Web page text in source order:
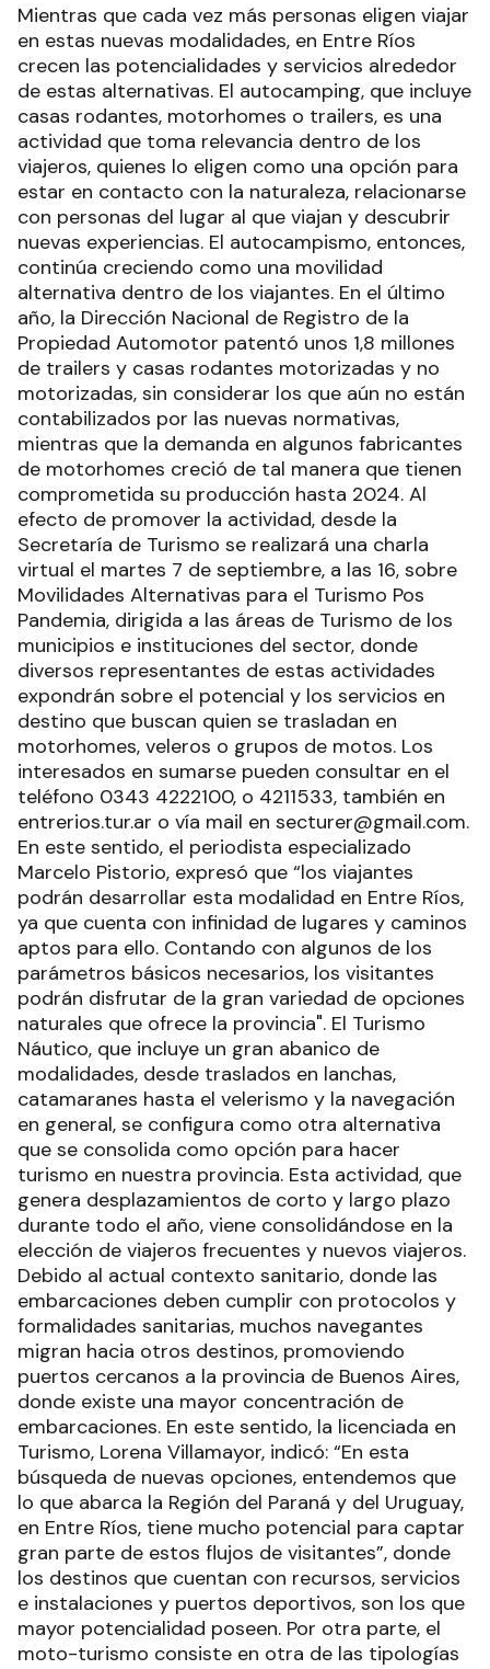
Mientras que cada vez más personas eligen viajar
en estas nuevas modalidades, en Entre Ríos
crecen las potencialidades y servicios alrededor
de estas alternativas. El autocamping, que incluye
casas rodantes, motorhomes o trailers, es una
actividad que toma relevancia dentro de los
viajeros, quienes lo eligen como una opción para
estar en contacto con la naturaleza, relacionarse
con personas del lugar al que viajan y descubrir
nuevas experiencias. El autocampismo, entonces,
continúa creciendo como una movilidad
alternativa dentro de los viajantes. En el último
año, la Dirección Nacional de Registro de la
Propiedad Automotor patentó unos 1,8 millones
de trailers y casas rodantes motorizadas y no
motorizadas, sin considerar los que aún no están
contabilizados por las nuevas normativas,
mientras que la demanda en algunos fabricantes
de motorhomes creció de tal manera que tienen
comprometida su producción hasta 2024. Al
efecto de promover la actividad, desde la
Secretaría de Turismo se realizará una charla
virtual el martes 7 de septiembre, a las 16, sobre
Movilidades Alternativas para el Turismo Pos
Pandemia, dirigida a las áreas de Turismo de los
municipios e instituciones del sector, donde
diversos representantes de estas actividades
expondrán sobre el potencial y los servicios en
destino que buscan quien se trasladan en
motorhomes, veleros o grupos de motos. Los
interesados en sumarse pueden consultar en el
teléfono 0343 4222100, o 4211533, también en
entrerios.tur.ar o vía mail en secturer@gmail.com.
En este sentido, el periodista especializado
Marcelo Pistorio, expresó que “los viajantes
podrán desarrollar esta modalidad en Entre Ríos,
ya que cuenta con infinidad de lugares y caminos
aptos para ello. Contando con algunos de los
parámetros básicos necesarios, los visitantes
podrán disfrutar de la gran variedad de opciones
naturales que ofrece la provincia". El Turismo
Náutico, que incluye un gran abanico de
modalidades, desde traslados en lanchas,
catamaranes hasta el velerismo y la navegación
en general, se configura como otra alternativa
que se consolida como opción para hacer
turismo en nuestra provincia. Esta actividad, que
genera desplazamientos de corto y largo plazo
durante todo el año, viene consolidándose en la
elección de viajeros frecuentes y nuevos viajeros.
Debido al actual contexto sanitario, donde las
embarcaciones deben cumplir con protocolos y
formalidades sanitarias, muchos navegantes
migran hacia otros destinos, promoviendo
puertos cercanos a la provincia de Buenos Aires,
donde existe una mayor concentración de
embarcaciones. En este sentido, la licenciada en
Turismo, Lorena Villamayor, indicó: “En esta
búsqueda de nuevas opciones, entendemos que
lo que abarca la Región del Paraná y del Uruguay,
en Entre Ríos, tiene mucho potencial para captar
gran parte de estos flujos de visitantes”, donde
los destinos que cuentan con recursos, servicios
e instalaciones y puertos deportivos, son los que
mayor potencialidad poseen. Por otra parte, el
moto-turismo consiste en otra de las tipologías